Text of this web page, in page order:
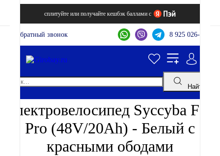
сплитуйте или получайте кешбэк баллами с
Обратный звонок 8 925 026-44-22
Найти
Электровелосипед Syccyba F11
Pro (48V/20Ah) - Белый с
красными ободами